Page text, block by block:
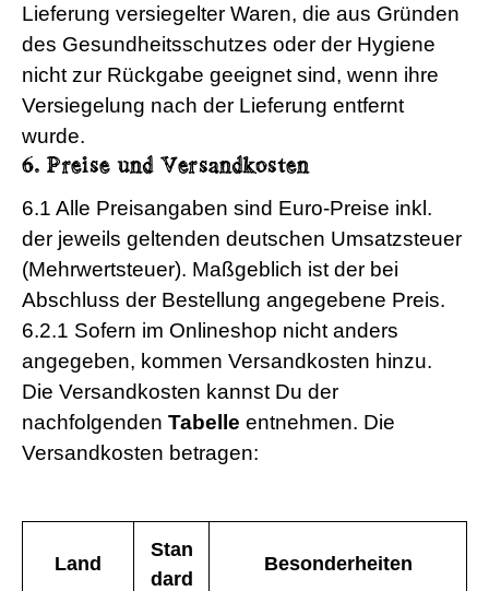
Lieferung versiegelter Waren, die aus Gründen
des Gesundheitsschutzes oder der Hygiene
nicht zur Rückgabe geeignet sind, wenn ihre
Versiegelung nach der Lieferung entfernt
wurde.
6. Preise und Versandkosten
6.1 Alle Preisangaben sind Euro-Preise inkl.
der jeweils geltenden deutschen Umsatzsteuer
(Mehrwertsteuer). Maßgeblich ist der bei
Abschluss der Bestellung angegebene Preis.
6.2.1 Sofern im Onlineshop nicht anders
angegeben, kommen Versandkosten hinzu.
Die Versandkosten kannst Du der
nachfolgenden Tabelle entnehmen. Die
Versandkosten betragen:
Land
Stan
dard
Besonderheiten